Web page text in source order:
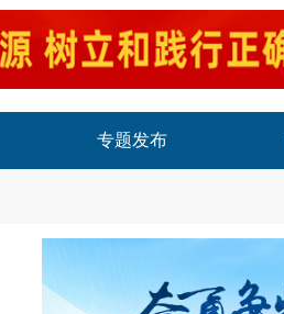
专题发布